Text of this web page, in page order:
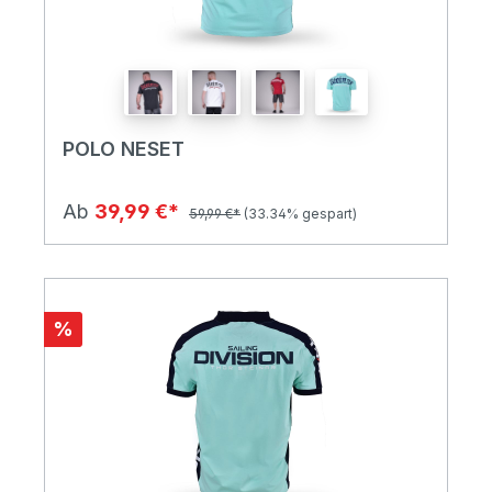
POLO NESET
Ab 39,99 €* 59,99 €* (33.34% gespart)
%